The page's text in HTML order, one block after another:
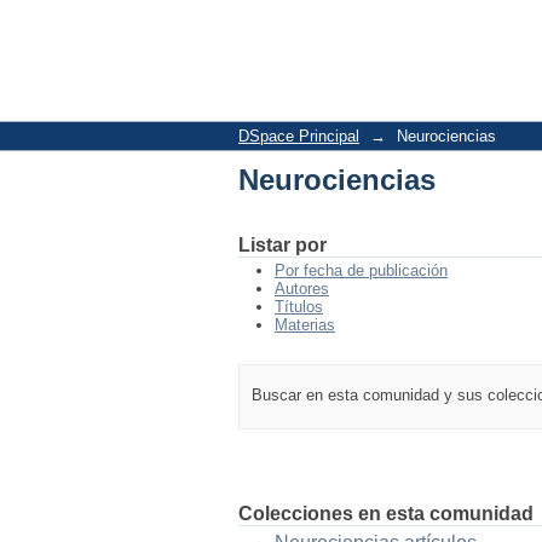
DSpace Principal → Neurociencias
Neurociencias
Listar por
Por fecha de publicación
Autores
Títulos
Materias
Buscar en esta comunidad y sus
Colecciones en esta comunidad